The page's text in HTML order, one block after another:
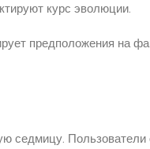
курс эволюции.
предположения на
седмицу.